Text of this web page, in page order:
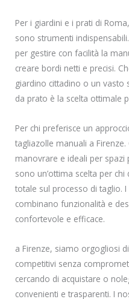
Per i giardini e i prati di
sono strumenti
per gestire con facilità la
creare bordi netti e precisi.
giardino cittadino o un vasto
da prato è la scelta ottimale
Per chi preferisce un
tagliazolle manuali a
manovrare e ideali per spazi
sono un’ottima scelta per
totale sul processo di taglio.
combinano funzionalità e
confortevole e efficace.
a Firenze, siamo orgogliosi
competitivi senza
cercando di acquistare o
convenienti e trasparenti. I